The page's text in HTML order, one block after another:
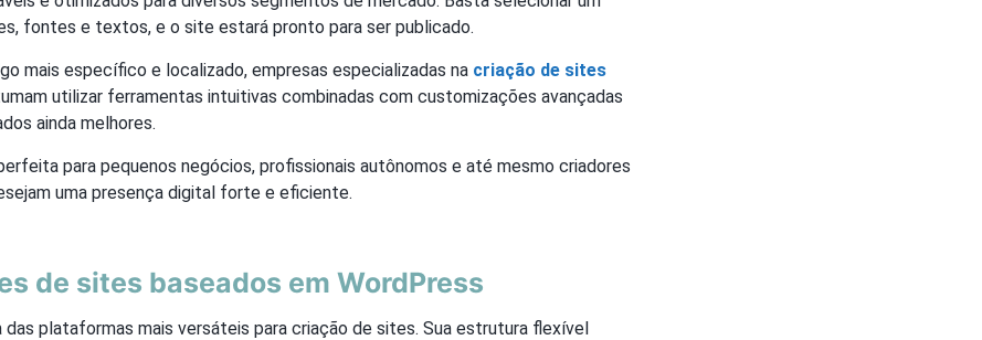
fontes e textos, e o site estará pronto para ser publicado.
mais específico e localizado, empresas especializadas na criação de sites
utilizar ferramentas intuitivas combinadas com customizações avançadas
ainda melhores.
para pequenos negócios, profissionais autônomos e até mesmo criadores
uma presença digital forte e eficiente.
de sites baseados em WordPress
das plataformas mais versáteis para criação de sites. Sua estrutura flexível